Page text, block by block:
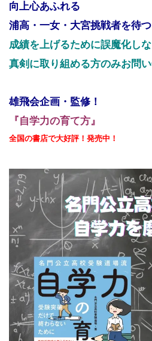
向上心あふれる
浦高・一女・大宮挑戦者を待つ
成績を上げるために誤魔化しな
真剣に取り組める方のみお問い
雄飛会企画・監修！
『自学力の育て方』
全国の書店で大好評！発売中！